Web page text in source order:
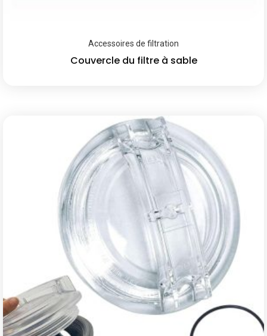
Accessoires de filtration
Couvercle du filtre à sable